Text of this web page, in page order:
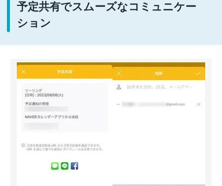
予定共有でスムーズなコミュニケー
ション